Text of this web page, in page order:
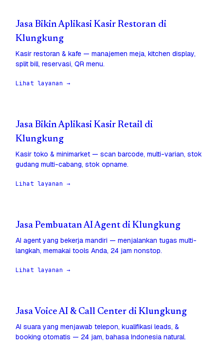
Jasa Bikin Aplikasi Kasir Restoran di
Klungkung
Kasir restoran & kafe — manajemen meja, kitchen display,
split bill, reservasi, QR menu.
Lihat layanan →
Jasa Bikin Aplikasi Kasir Retail di
Klungkung
Kasir toko & minimarket — scan barcode, multi-varian, stok
gudang multi-cabang, stok opname.
Lihat layanan →
Jasa Pembuatan AI Agent di Klungkung
AI agent yang bekerja mandiri — menjalankan tugas multi-
langkah, memakai tools Anda, 24 jam nonstop.
Lihat layanan →
Jasa Voice AI & Call Center di Klungkung
AI suara yang menjawab telepon, kualifikasi leads, &
booking otomatis — 24 jam, bahasa Indonesia natural.